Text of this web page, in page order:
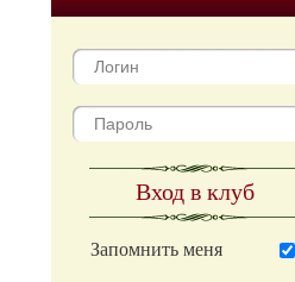
Вход в клуб
Запомнить меня